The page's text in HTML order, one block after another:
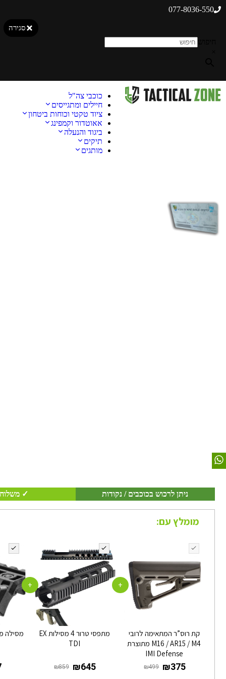
077-8036-550
סגירה
כוכבי צה"ל
חיילים ומתגייסים
ציוד טקטי וכוחות ביטחון
אאוטדור וקמפינג
ביגוד והנעלה
תיקים
מותגים
ניתן לרכוש בכוכבים / נקודות ✓ משלוח
מומלץ עם:
קת רוס”ר המתאימה לרובי
M16 / AR15 / M4 מתוצרת
IMI Defense
‏499 ₪
+
מתפסי טרור 4 מסילות EX
TDI
+